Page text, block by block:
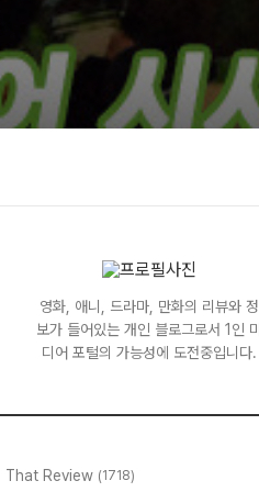
영화, 애니, 드라마, 만화의 리뷰와 정
보가 들어있는 개인 블로그로서 1인 미
디어 포털의 가능성에 도전중입니다.
That Review (1718)